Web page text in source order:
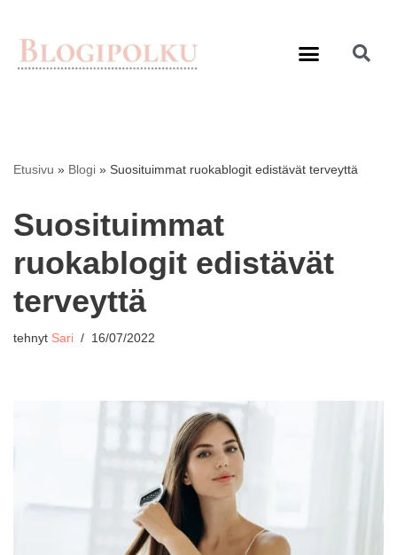
Siirry
suoraan
Etusivu » Blogi » Suosituimmat ruokablogit edistävät terveyttä
Suosituimmat
ruokablogit edistävät
terveyttä
tehnyt Sari 16/07/2022